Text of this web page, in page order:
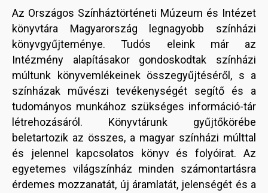
Az Országos Színháztörténeti Múzeum és Intézet
könyvtára Magyarország legnagyobb színházi
könyvgyűjteménye. Tudós eleink már az
Intézmény alapításakor gondoskodtak színházi
múltunk könyvemlékeinek összegyűjtéséről, s a
színházak művészi tevékenységét segítő és a
tudományos munkához szükséges információ-tár
létrehozásáról. Könyvtárunk gyűjtőkörébe
beletartozik az összes, a magyar színházi múlttal
és jelennel kapcsolatos könyv és folyóirat. Az
egyetemes világszínház minden számontartásra
érdemes mozzanatát, új áramlatát, jelenségét és a